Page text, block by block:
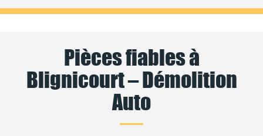
Pièces fiables à
Blignicourt – Démolition
Auto